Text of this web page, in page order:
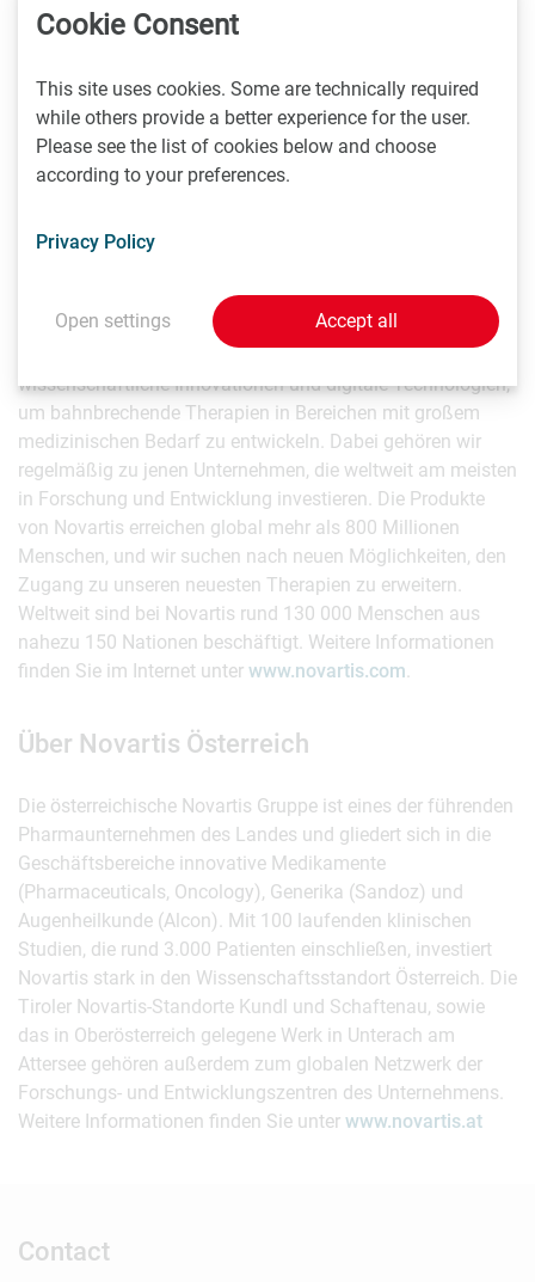
Novartis Onkologie
Clara Borek
E-Mail:
clara.borek(at)novartis.com
Tel: (01) 86657-6312
Über Novartis
Novartis will neue Wege finden, um Menschen zu einem
längeren und besseren Leben zu verhelfen. Als ein
führendes globales Pharmaunternehmen nutzen wir
wissenschaftliche Innovationen und digitale Technologien,
um bahnbrechende Therapien in Bereichen mit großem
medizinischen Bedarf zu entwickeln. Dabei gehören wir
regelmäßig zu jenen Unternehmen, die weltweit am meisten
in Forschung und Entwicklung investieren. Die Produkte
von Novartis erreichen global mehr als 800 Millionen
Menschen, und wir suchen nach neuen Möglichkeiten, den
Zugang zu unseren neuesten Therapien zu erweitern.
Weltweit sind bei Novartis rund 130 000 Menschen aus
nahezu 150 Nationen beschäftigt. Weitere Informationen
finden Sie im Internet unter www.novartis.com.
Über Novartis Österreich
Die österreichische Novartis Gruppe ist eines der führenden
Pharmaunternehmen des Landes und gliedert sich in die
Geschäftsbereiche innovative Medikamente
(Pharmaceuticals, Oncology), Generika (Sandoz) und
Augenheilkunde (Alcon). Mit 100 laufenden klinischen
Studien, die rund 3.000 Patienten einschließen, investiert
Novartis stark in den Wissenschaftsstandort Österreich. Die
Tiroler Novartis-Standorte Kundl und Schaftenau, sowie
das in Oberösterreich gelegene Werk in Unterach am
Attersee gehören außerdem zum globalen Netzwerk der
Forschungs- und Entwicklungszentren des Unternehmens.
Weitere Informationen finden Sie unter www.novartis.at
Contact
Cookie Consent
This site uses cookies. Some are technically required
while others provide a better experience for the user.
Please see the list of cookies below and choose
according to your preferences.
Privacy Policy
Open settings Accept all